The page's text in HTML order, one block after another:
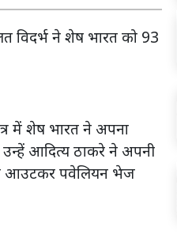
विदर्भ ने शेष भारत को 93
में शेष भारत ने अपना
उन्हें आदित्य ठाकरे ने अपनी
आउटकर पवेलियन भेज